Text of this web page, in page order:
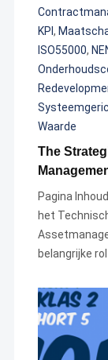
KPI ,
ISO55000,
Waarde
The
Pagina
het
belangrijke